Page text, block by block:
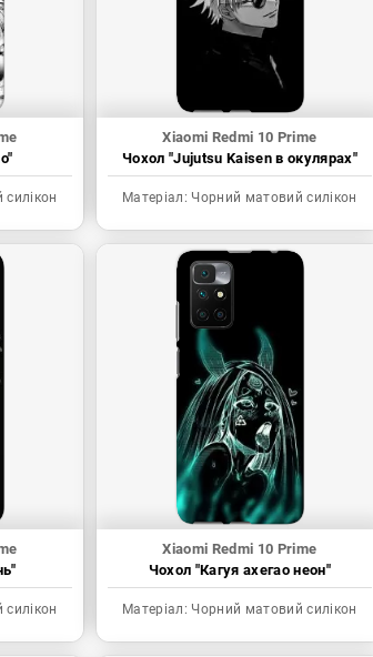
Xiaomi Redmi 10 Prime
Чохол "Jujutsu Kaisen в окулярах"
Матеріал: Чорний матовий силікон
Xiaomi Redmi 10 Prime
Чохол "Кагуя ахегао неон"
Матеріал: Чорний матовий силікон